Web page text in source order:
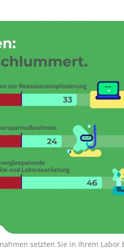
setzten Sie in Ihrem Labor